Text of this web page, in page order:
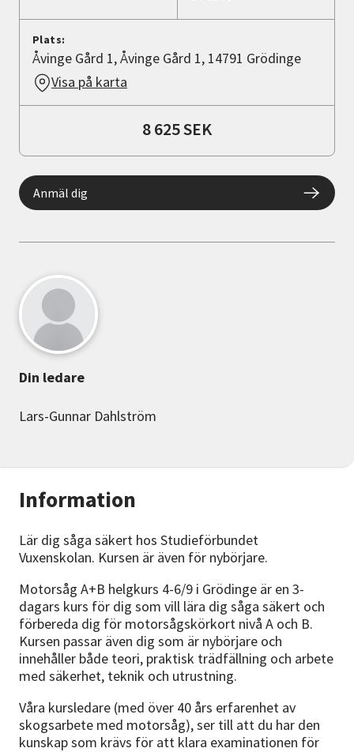
Information
Lär dig såga säkert hos Studieförbundet
Vuxenskolan. Kursen är även för nybörjare.
Motorsåg A+B helgkurs 4-6/9 i Grödinge är en 3-
dagars kurs för dig som vill lära dig såga säkert och
förbereda dig för motorsågskörkort nivå A och B.
Kursen passar även dig som är nybörjare och
innehåller både teori, praktisk trädfällning och arbete
med säkerhet, teknik och utrustning.
Våra kursledare (med över 40 års erfarenhet av
skogsarbete med motorsåg), ser till att du har den
kunskap som krävs för att klara examinationen för
Plats:
Åvinge Gård 1, Åvinge Gård 1, 14791 Grödinge
Visa på karta
8 625 SEK
Anmäl dig
Din ledare
Lars-Gunnar Dahlström